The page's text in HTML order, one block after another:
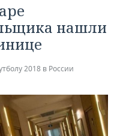
нашли
2018 в России